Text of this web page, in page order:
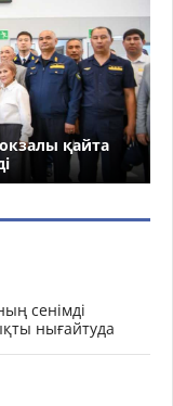
қайта
сенімді
нығайтуда